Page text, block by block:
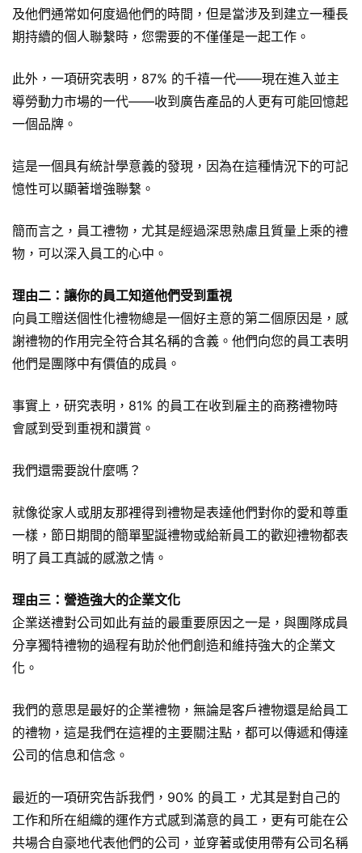
及他們通常如何度過他們的時間，但是當涉及到建立一種長
期持續的個人聯繫時，您需要的不僅僅是一起工作。
此外，一項研究表明，87% 的千禧一代——現在進入並主
導勞動力市場的一代——收到廣告產品的人更有可能回憶起
一個品牌。
這是一個具有統計學意義的發現，因為在這種情況下的可記
憶性可以顯著增強聯繫。
簡而言之，員工禮物，尤其是經過深思熟慮且質量上乘的禮
物，可以深入員工的心中。
理由二：讓你的員工知道他們受到重視
向員工贈送個性化禮物總是一個好主意的第二個原因是，感
謝禮物的作用完全符合其名稱的含義。他們向您的員工表明
他們是團隊中有價值的成員。
事實上，研究表明，81% 的員工在收到雇主的商務禮物時
會感到受到重視和讚賞。
我們還需要說什麼嗎？
就像從家人或朋友那裡得到禮物是表達他們對你的愛和尊重
一樣，節日期間的簡單聖誕禮物或給新員工的歡迎禮物都表
明了員工真誠的感激之情。
理由三：營造強大的企業文化
企業送禮對公司如此有益的最重要原因之一是，與團隊成員
分享獨特禮物的過程有助於他們創造和維持強大的企業文
化。
我們的意思是最好的企業禮物，無論是客戶禮物還是給員工
的禮物，這是我們在這裡的主要關注點，都可以傳遞和傳達
公司的信息和信念。
最近的一項研究告訴我們，90% 的員工，尤其是對自己的
工作和所在組織的運作方式感到滿意的員工，更有可能在公
共場合自豪地代表他們的公司，並穿著或使用帶有公司名稱